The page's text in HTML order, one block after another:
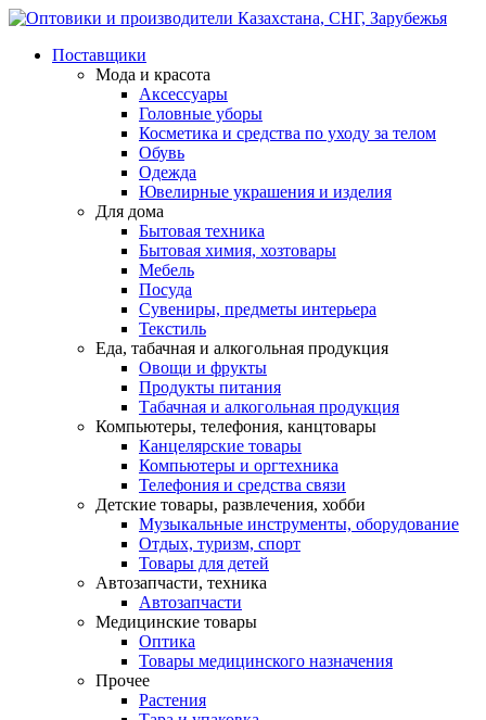
Поставщики
Мода и красота
Аксессуары
Головные уборы
Косметика и средства по уходу за телом
Обувь
Одежда
Ювелирные украшения и изделия
Для дома
Бытовая техника
Бытовая химия, хозтовары
Мебель
Посуда
Сувениры, предметы интерьера
Текстиль
Еда, табачная и алкогольная продукция
Овощи и фрукты
Продукты питания
Табачная и алкогольная продукция
Компьютеры, телефония, канцтовары
Канцелярские товары
Компьютеры и оргтехника
Телефония и средства связи
Детские товары, развлечения, хобби
Музыкальные инструменты, оборудование
Отдых, туризм, спорт
Товары для детей
Автозапчасти, техника
Автозапчасти
Медицинские товары
Оптика
Товары медицинского назначения
Прочее
Растения